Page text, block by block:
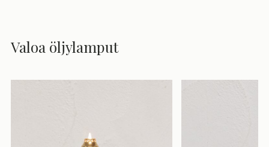
Valoa öljylamput